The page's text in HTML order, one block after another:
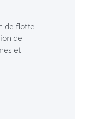
de flotte
de
et